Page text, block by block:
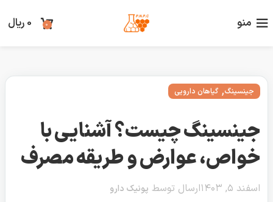
منو 0
0ریال
جینسینگ,گیاهان دارویی
جینسینگ چیست؟ آشنایی با
خواص، عوارض و طریقه مصرف
اسفند ۵, ۱۴۰۳ ارسال توسط پونیک دارو